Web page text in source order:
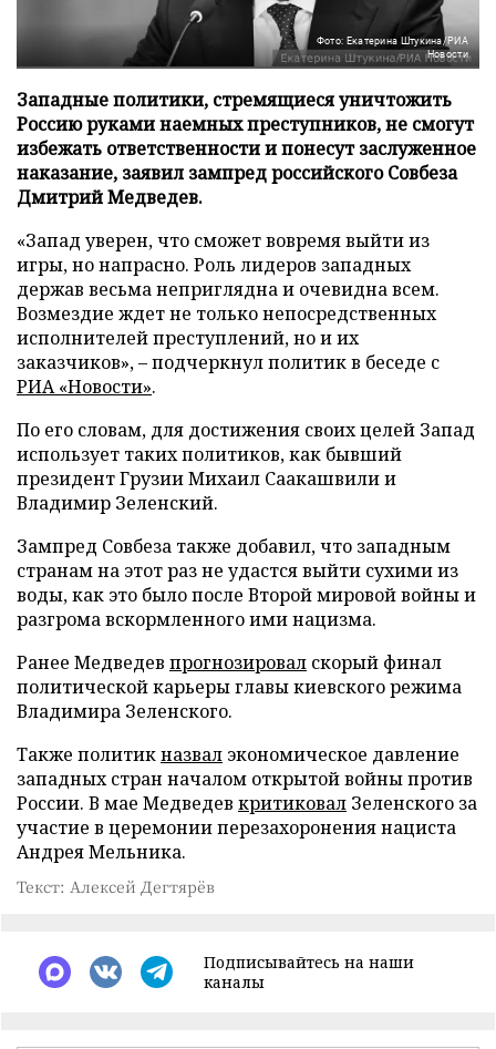
Фото: Екатерина Штукина/РИА
Новости
Западные политики, стремящиеся уничтожить
Россию руками наемных преступников, не смогут
избежать ответственности и понесут заслуженное
наказание, заявил зампред российского Совбеза
Дмитрий Медведев.
«Запад уверен, что сможет вовремя выйти из
игры, но напрасно. Роль лидеров западных
держав весьма неприглядна и очевидна всем.
Возмездие ждет не только непосредственных
исполнителей преступлений, но и их
заказчиков», – подчеркнул политик в беседе с
РИА «Новости».
По его словам, для достижения своих целей Запад
использует таких политиков, как бывший
президент Грузии Михаил Саакашвили и
Владимир Зеленский.
Зампред Совбеза также добавил, что западным
странам на этот раз не удастся выйти сухими из
воды, как это было после Второй мировой войны и
разгрома вскормленного ими нацизма.
Ранее Медведев прогнозировал скорый финал
политической карьеры главы киевского режима
Владимира Зеленского.
Также политикназвал экономическое давление
западных стран началом открытой войны против
России. В мае Медведев критиковал Зеленского за
участие в церемонии перезахоронения нациста
Андрея Мельника.
Текст: Алексей Дегтярёв
Подписывайтесь на наши
каналы